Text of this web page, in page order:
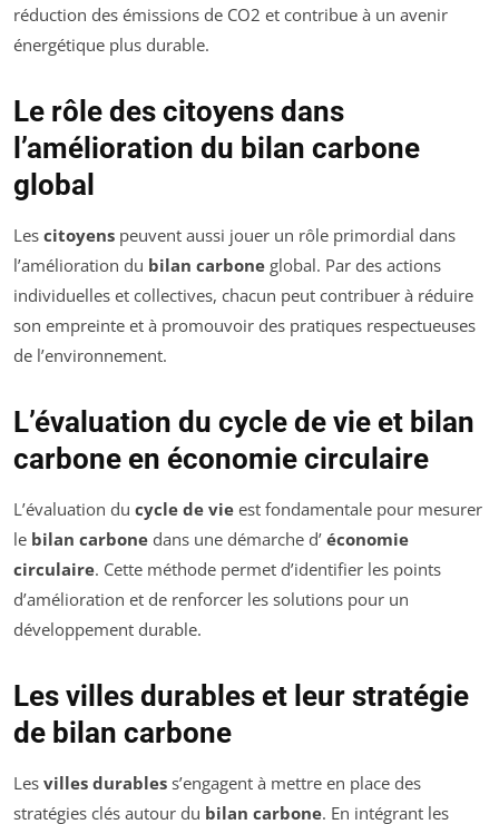
réduction des émissions de CO2 et contribue à un avenir
énergétique plus durable.
Le rôle des citoyens dans
l’amélioration du bilan carbone
global
Les citoyens peuvent aussi jouer un rôle primordial dans
l’amélioration du bilan carbone global. Par des actions
individuelles et collectives, chacun peut contribuer à réduire
son empreinte et à promouvoir des pratiques respectueuses
de l’environnement.
L’évaluation du cycle de vie et bilan
carbone en économie circulaire
L’évaluation du cycle de vie est fondamentale pour mesurer
le bilan carbone dans une démarche d’ économie
circulaire. Cette méthode permet d’identifier les points
d’amélioration et de renforcer les solutions pour un
développement durable.
Les villes durables et leur stratégie
de bilan carbone
Les villes durables s’engagent à mettre en place des
stratégies clés autour du bilan carbone. En intégrant les